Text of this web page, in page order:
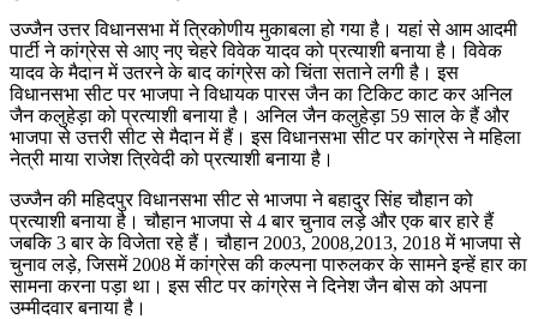
उज्जैन उत्तर विधानसभा में त्रिकोणीय मुकाबला हो गया है। यहां से आम आदमी
पार्टी ने कांग्रेस से आए नए चेहरे विवेक यादव को प्रत्याशी बनाया है। विवेक
यादव के मैदान में उतरने के बाद कांग्रेस को चिंता सताने लगी है। इस
विधानसभा सीट पर भाजपा ने विधायक पारस जैन का टिकिट काट कर अनिल
जैन कलुहेड़ा को प्रत्याशी बनाया है। अनिल जैन कलुहेड़ा 59 साल के हैं और
भाजपा से उत्तरी सीट से मैदान में हैं। इस विधानसभा सीट पर कांग्रेस ने महिला
नेत्री माया राजेश त्रिवेदी को प्रत्याशी बनाया है।
उज्जैन की महिदपुर विधानसभा सीट से भाजपा ने बहादुर सिंह चौहान को
प्रत्याशी बनाया है। चौहान भाजपा से 4 बार चुनाव लड़े और एक बार हारे हैं
जबकि 3 बार के विजेता रहे हैं। चौहान 2003, 2008,2013, 2018 में भाजपा से
चुनाव लड़े, जिसमें 2008 में कांग्रेस की कल्पना पारुलकर के सामने इन्हें हार का
सामना करना पड़ा था। इस सीट पर कांग्रेस ने दिनेश जैन बोस को अपना
उम्मीदवार बनाया है।